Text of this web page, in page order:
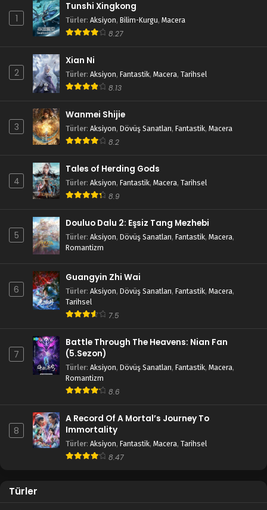
1
Tunshi Xingkong
Türler: Aksiyon, Bilim-Kurgu, Macera
8.27
2
Xian Ni
Türler: Aksiyon, Fantastik, Macera, Tarihsel
8.13
3
Wanmei Shijie
Türler: Aksiyon, Dövüş Sanatları, Fantastik, Macera
8.2
4
Tales of Herding Gods
Türler: Aksiyon, Fantastik, Macera, Tarihsel
8.9
5
Douluo Dalu 2: Eşsiz Tang Mezhebi
Türler: Aksiyon, Dövüş Sanatları, Fantastik, Macera,
Romantizm
6
Guangyin Zhi Wai
Türler: Aksiyon, Dövüş Sanatları, Fantastik, Macera,
Tarihsel
7.5
7
Battle Through The Heavens: Nian Fan
(5.Sezon)
Türler: Aksiyon, Dövüş Sanatları, Fantastik, Macera,
Romantizm
8.6
8
A Record Of A Mortal’s Journey To
Immortality
Türler: Aksiyon, Fantastik, Macera, Tarihsel
8.47
Türler